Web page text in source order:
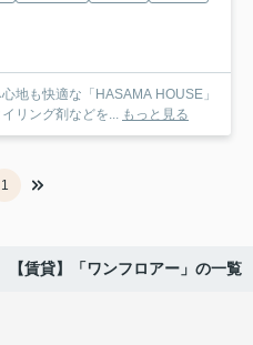
地も快適な「HASAMA HOUSE」
リング剤などを... もっと見る
1
【賃貸】「ワンフロアー」の一覧